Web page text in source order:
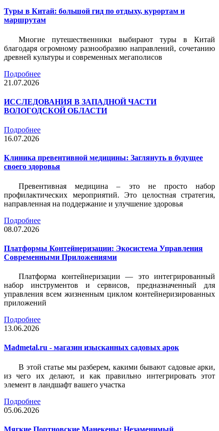
Туры в Китай: большой гид по отдыху, курортам и
маршрутам
Многие путешественники выбирают туры в Китай
благодаря огромному разнообразию направлений, сочетанию
древней культуры и современных мегаполисов
Подробнее
21.07.2026
ИССЛЕДОВАНИЯ В ЗАПАДНОЙ ЧАСТИ
ВОЛОГОДСКОЙ ОБЛАСТИ
Подробнее
16.07.2026
Клиника превентивной медицины: Заглянуть в будущее
своего здоровья
Превентивная медицина – это не просто набор
профилактических мероприятий. Это целостная стратегия,
направленная на поддержание и улучшение здоровья
Подробнее
08.07.2026
Платформы Контейнеризации: Экосистема Управления
Современными Приложениями
Платформа контейнеризации — это интегрированный
набор инструментов и сервисов, предназначенный для
управления всем жизненным циклом контейнеризированных
приложений
Подробнее
13.06.2026
Madmetal.ru - магазин изысканных садовых арок
В этой статье мы разберем, какими бывают садовые арки,
из чего их делают, и как правильно интегрировать этот
элемент в ландшафт вашего участка
Подробнее
05.06.2026
Мягкие Портновские Манекены: Незаменимый